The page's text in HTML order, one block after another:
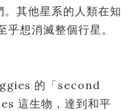
其他星系的人類在知
想消滅整個行星。
的「second
這生物，達到和平